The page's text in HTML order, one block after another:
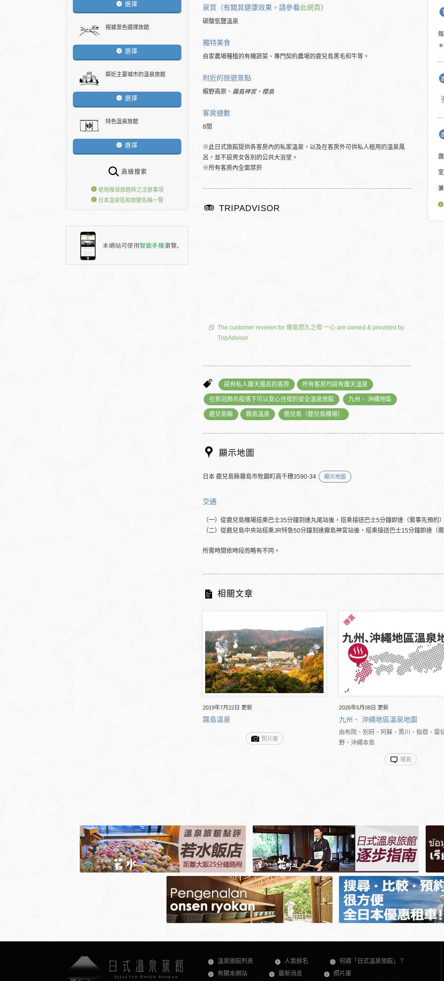
選擇
根據景色選擇旅館
選擇
鄰近主要城市的溫泉旅館
選擇
特色溫泉旅館
選擇
高級搜索
使用搜尋旅館時之注意事項
日本溫泉區和旅館名稱一覽
泉質（有關其健康效果，請參看此網頁）
碳酸氫鹽溫泉
獨特美食
自家農場種植的有機蔬菜、專門契約農場的鹿兒島黑毛和牛等。
附近的旅遊景點
蝦野高原、 霧島神宮、櫻島
客房總數
8間
※此日式旅館提供各客房內的私家溫泉，以及在客房外可供私人租用的溫泉風
呂，並不設男女各別的公共大浴堂。
※所有客房內全面禁菸
TRIPADVISOR
The customer reviews for 霧島悠久之宿 一心 are owned & provided by
TripAdvisor
設有私人露天風呂的客房 所有客房均設有露天溫泉
在新冠肺炎疫情下可以安心住宿的安全溫泉旅館 九州、 沖繩地區
鹿兒島縣 霧島溫泉 鹿兒島（鹿兒島機場）
顯示地圖
日本 鹿兒島縣霧島市牧園町高千穗3590-34 顯示地圖
交通
（一）從鹿兒島機場搭乘巴士35分鐘到達丸尾站後，搭乘接送巴士5分鐘即達（需事先預約
（二）從鹿兒島中央站搭乘JR特急50分鐘到達霧島神宮站後，搭乘接送巴士15分鐘即達（
所需時間依時段而略有不同。
相關文章
2019年7月22日 更新
霧島溫泉
照片庫
2026年5月08日 更新
九州、 沖繩地區溫泉地圖
由布院、別府、阿蘇、黑川、指宿、雲
野、沖繩本島
導賞
溫泉旅館列表 人氣排名
何謂「日式溫泉旅館」？
有關本網站
最新消息 照片庫